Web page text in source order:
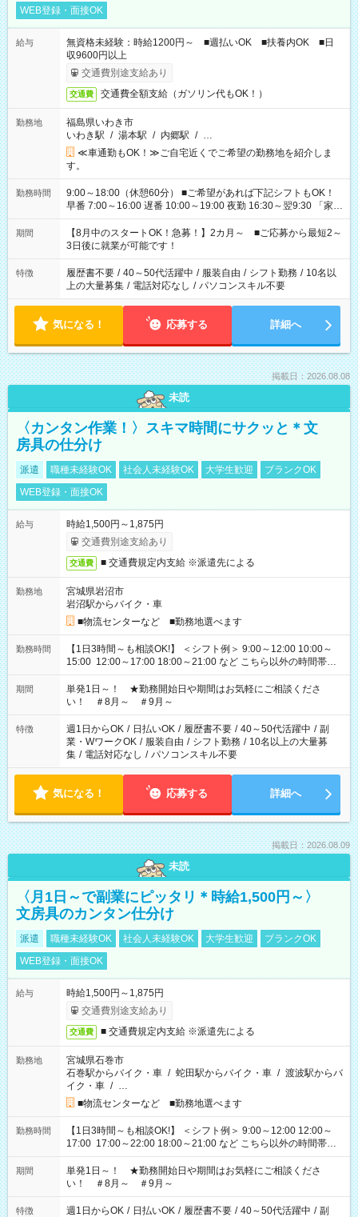
WEB登録・面接OK
給与
無資格未経験：時給1200円～ ■週払いOK ■扶養内OK ■日
収9600円以上
交通費別途支給あり
交通費 交通費全額支給（ガソリン代もOK！）
勤務地
福島県いわき市
いわき駅 / 湯本駅 / 内郷駅 / …
≪車通勤もOK！≫ご自宅近くでご希望の勤務地を紹介しま
す。
勤務時間
9:00～18:00（休憩60分） ■ご希望があれば下記シフトもOK！
早番 7:00～16:00 遅番 10:00～19:00 夜勤 16:30～翌9:30 「家族
と休みを合わせたい」 「余裕を持って夕飯の準備がしたい」
「できれば残業はしたくない」 など、ご希望を教えてください
ね。 ※Wワーク希望の方へ 今ご覧のお仕事で希望する勤務時間
と、もう1つのお仕事の勤務時間。 合計で週40時間を超える場
合は応募できません。
期間
【8月中のスタートOK！急募！】2カ月～ ■ご応募から最短2～
3日後に就業が可能です！
特徴 履歴書不要 / 40～50代活躍中 / 服装自由 / シフト勤務 / 10名以
上の大量募集 / 電話対応なし / パソコンスキル不要
気になる！ 応募する 詳細へ
掲載日：2026.08.08
未読
〈カンタン作業！〉スキマ時間にサクッと＊文
房具の仕分け
派遣 職種未経験OK 社会人未経験OK 大学生歓迎
ブランクOK
WEB登録・面接OK
給与
時給1,500円～1,875円
交通費別途支給あり
交通費 ■ 交通費規定内支給 ※派遣先による
勤務地
宮城県岩沼市
岩沼駅からバイク・車
■物流センターなど ■勤務地選べます
勤務時間
【1日3時間～も相談OK!】 ＜シフト例＞ 9:00～12:00 10:00～
15:00 12:00～17:00 18:00～21:00 など こちら以外の時間帯も
お気軽にご相談ください！
期間
単発1日～！ ★勤務開始日や期間はお気軽にご相談くださ
い！ ＃8月～ ＃9月～
特徴 週1日からOK / 日払いOK / 履歴書不要 / 40～50代活躍中 / 副
業・WワークOK / 服装自由 / シフト勤務 / 10名以上の大量募
集 / 電話対応なし / パソコンスキル不要
気になる！ 応募する 詳細へ
掲載日：2026.08.09
未読
〈月1日～で副業にピッタリ＊時給1,500円～〉
文房具のカンタン仕分け
派遣 職種未経験OK 社会人未経験OK 大学生歓迎
ブランクOK
WEB登録・面接OK
給与
時給1,500円～1,875円
交通費別途支給あり
交通費 ■ 交通費規定内支給 ※派遣先による
勤務地
宮城県石巻市
石巻駅からバイク・車 / 蛇田駅からバイク・車 / 渡波駅からバ
イク・車 / …
■物流センターなど ■勤務地選べます
勤務時間
【1日3時間～も相談OK!】 ＜シフト例＞ 9:00～12:00 12:00～
17:00 17:00～22:00 18:00～21:00 など こちら以外の時間帯も
お気軽にご相談ください！
期間
単発1日～！ ★勤務開始日や期間はお気軽にご相談くださ
い！ ＃8月～ ＃9月～
特徴 週1日からOK / 日払いOK / 履歴書不要 / 40～50代活躍中 / 副